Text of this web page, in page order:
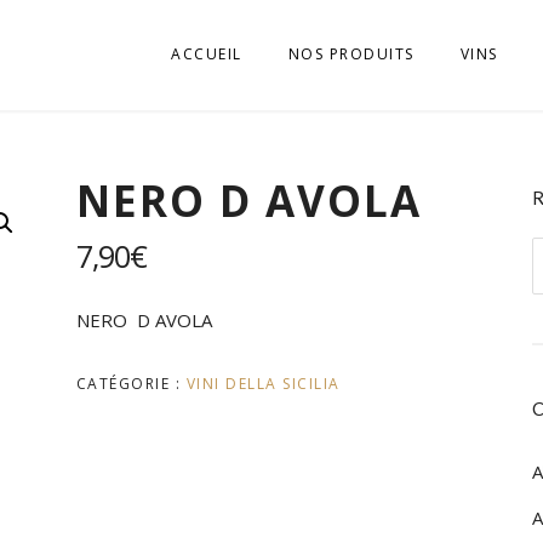
ACCUEIL NOS PRODUITS
BISCUITS
VINS
VINI
VINI
ALTO
VINI
VINI
VINI
NERO D AVOLA
7,90€
NERO D AVOLA
CATÉGORIE : VINI DELLA SICILIA